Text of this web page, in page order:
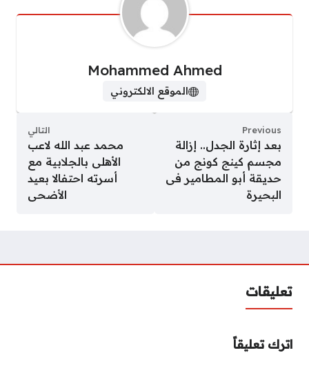
Mohammed Ahmed
الموقع الالكتروني
Previous
بعد إثارة الجدل.. إزالة
مجسم كينج كونج من
حديقة أبو المطامير فى
البحيرة
التالي
محمد عبد الله لاعب
الأهلى بالجلابية مع
أسرته احتفالا بعيد
الأضحى
تعليقات
اترك تعليقاً